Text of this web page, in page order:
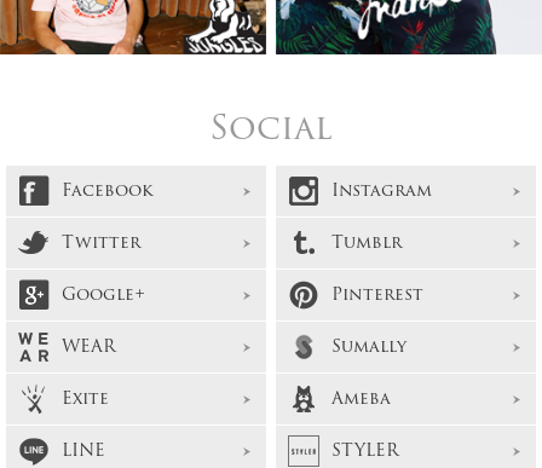
Social
Facebook
Instagram
Twitter
Tumblr
Google+
Pinterest
WEAR
Sumally
Exite
Ameba
LINE
STYLER